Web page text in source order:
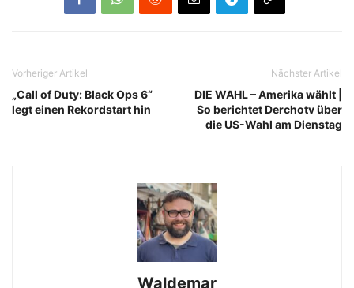
Vorheriger Artikel
„Call of Duty: Black Ops 6“
legt einen Rekordstart hin
Nächster Artikel
DIE WAHL – Amerika wählt |
So berichtet Derchotv über
die US-Wahl am Dienstag
Waldemar